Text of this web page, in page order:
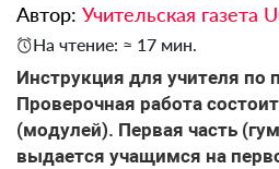
Автор: Учительская газета
На чтение: ≈ 17 мин.
Инструкция для учителя по
Проверочная работа
(модулей). Первая часть
выдается учащимся на